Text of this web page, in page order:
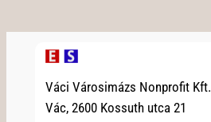
Váci Városimázs Nonprofit Kft.
Vác, 2600 Kossuth utca 21